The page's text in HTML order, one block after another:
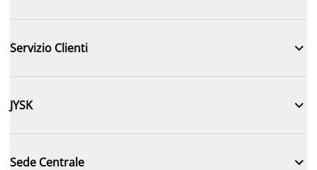
Servizio Clienti 
JYSK 
Sede Centrale 